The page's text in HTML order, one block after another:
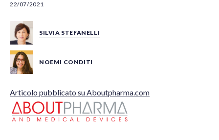
22/07/2021
SILVIA STEFANELLI
NOEMI CONDITI
Articolo pubblicato su Aboutpharma.com